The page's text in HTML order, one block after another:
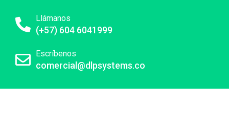
Llámanos
(+57) 604 6041999
Escríbenos
comercial@dlpsystems.co